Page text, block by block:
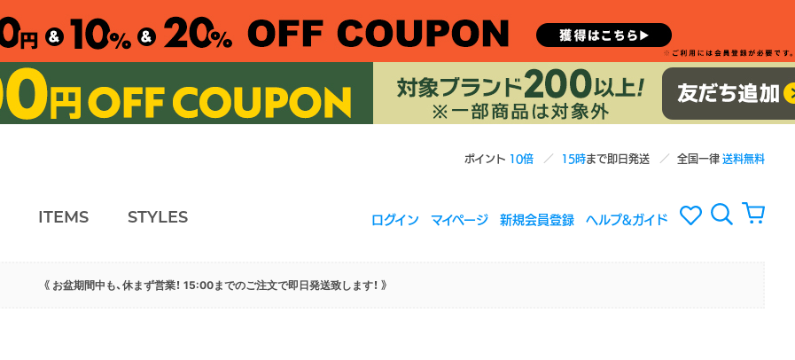
ポイント 10倍 15時まで即日発送 全国一律送料無料
ITEMS STYLES ログイン マイページ 新規会員登録 ヘルプ&ガイド
《 お盆期間中も、休まず営業！ 15:00までのご注文で即日発送致します！ 》